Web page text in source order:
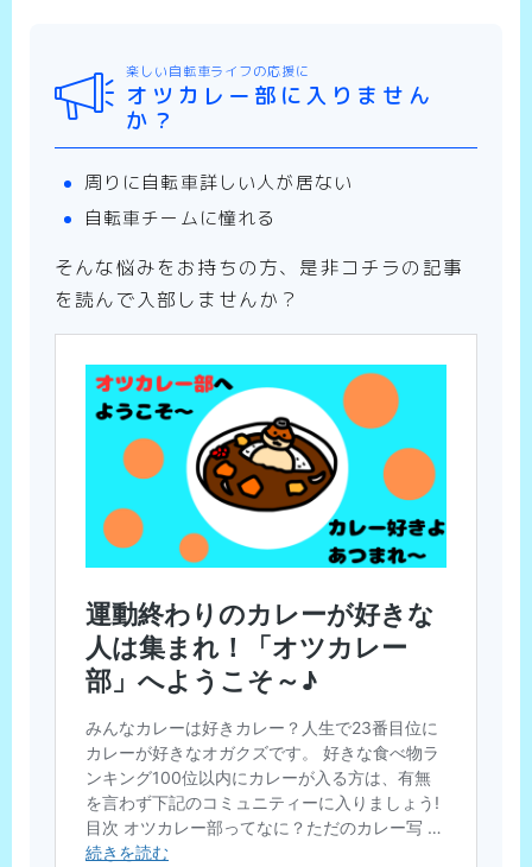
楽しい自転車ライフの応援に
オツカレー部に入りません
か？
周りに自転車詳しい人が居ない
自転車チームに憧れる
そんな悩みをお持ちの方、是非コチラの記事
を読んで入部しませんか？